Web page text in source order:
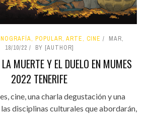
POPULAR, ARTE, CINE
MAR,
18/10/22
BY [AUTHOR]
MUERTE Y EL DUELO EN MUMES
2022 TENERIFE
cine, una charla degustación y una
disciplinas culturales que abordarán,